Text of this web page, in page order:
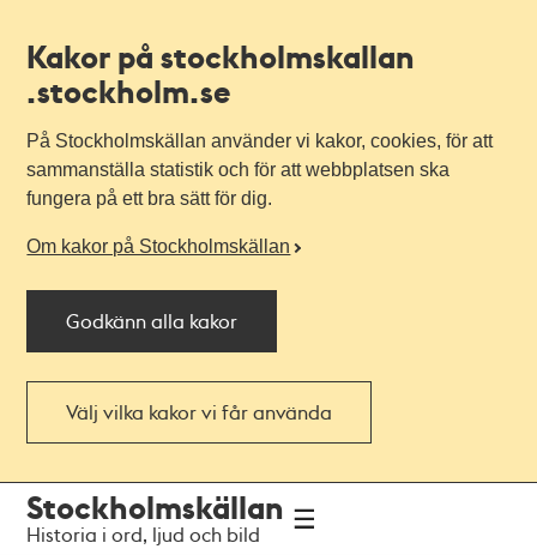
Kakor på stockholmskallan
.stockholm.se
På Stockholmskällan använder vi kakor, cookies, för att
sammanställa statistik och för att webbplatsen ska
fungera på ett bra sätt för dig.
Om kakor på Stockholmskällan
Godkänn alla kakor
Välj vilka kakor vi får använda
navigationen
huvudinnehållet
Stockholmskällan
Historia i ord, ljud och bild